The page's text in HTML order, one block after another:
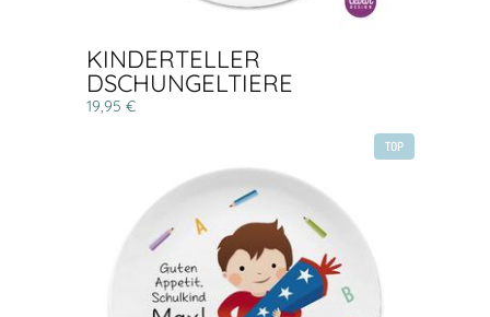
KINDERTELLER
DSCHUNGELTIERE
19,95 €
TOP